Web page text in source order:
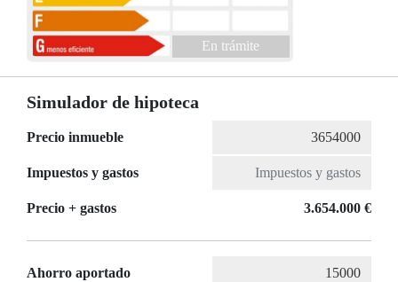
En trámite
Simulador de hipoteca
Precio inmueble
Impuestos y gastos
Precio + gastos 3.654.000 €
Ahorro aportado